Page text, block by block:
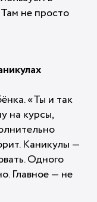
не просто
«Ты и так
на курсы,
Каникулы —
Одного
Главное — не